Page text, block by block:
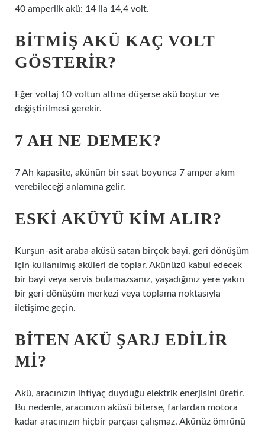
40 amperlik akü: 14 ila 14,4 volt.
BITMIŞ AKÜ KAÇ VOLT
GÖSTERIR?
Eğer voltaj 10 voltun altına düşerse akü boştur ve
değiştirilmesi gerekir.
7 AH NE DEMEK?
7 Ah kapasite, akünün bir saat boyunca 7 amper akım
verebileceği anlamına gelir.
ESKI AKÜYÜ KIM ALIR?
Kurşun-asit araba aküsü satan birçok bayi, geri dönüşüm
için kullanılmış aküleri de toplar. Akünüzü kabul edecek
bir bayi veya servis bulamazsanız, yaşadığınız yere yakın
bir geri dönüşüm merkezi veya toplama noktasıyla
iletişime geçin.
BITEN AKÜ ŞARJ EDILIR
MI?
Akü, aracınızın ihtiyaç duyduğu elektrik enerjisini üretir.
Bu nedenle, aracınızın aküsü biterse, farlardan motora
kadar aracınızın hiçbir parçası çalışmaz. Akünüz ömrünü